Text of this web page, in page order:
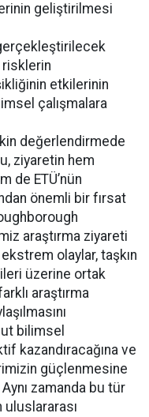
geliştirilmesi
risklerin
etkilerinin
çalışmalara
değerlendirmede
ziyaretin hem
de ETÜ’nün
önemli bir fırsat
araştırma ziyareti
olaylar, taşkın
üzerine ortak
araştırma
bilimsel
kazandıracağına ve
güçlenmesine
zamanda bu tür
uluslararası